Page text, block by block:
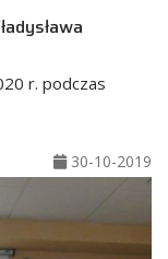
r. podczas
30-10-2019